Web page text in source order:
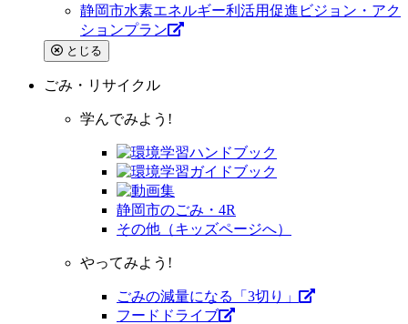
静岡市水素エネルギー利活用促進ビジョン・アク
ションプラン
とじる
ごみ・リサイクル
学んでみよう!
静岡市のごみ・4R
その他（キッズページへ）
やってみよう!
ごみの減量になる「3切り」
フードドライブ